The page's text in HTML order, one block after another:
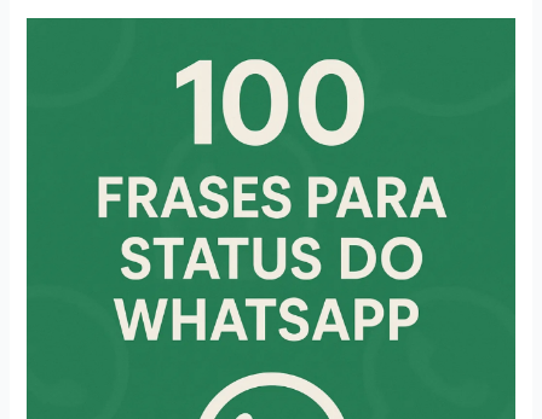
WhatsApp: